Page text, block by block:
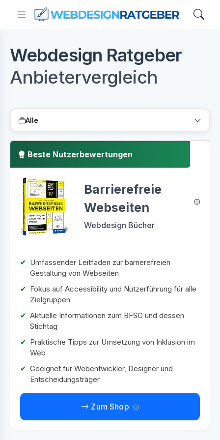
Webdesign Ratgeber
Anbietervergleich
Alle
Beste Nutzerbewertungen
Barrierefreie
Webseiten
Webdesign Bücher
Umfassender Leitfaden zur barrierefreien
Gestaltung von Webseiten
Fokus auf Accessibility und Nutzerführung für alle
Zielgruppen
Aktuelle Informationen zum BFSG und dessen
Stichtag
Praktische Tipps zur Umsetzung von Inklusion im
Web
Geeignet für Webentwickler, Designer und
Entscheidungsträger
Zum Shop